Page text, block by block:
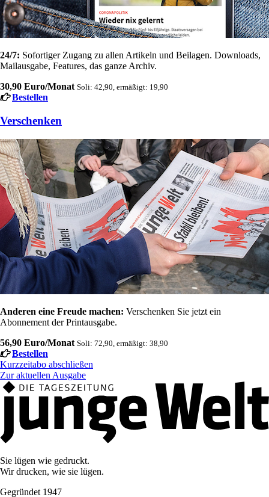
24/7: Sofortiger Zugang zu allen Artikeln und Beilagen. Downloads,
Mailausgabe, Features, das ganze Archiv.
30,90 Euro/Monat Soli: 42,90, ermäßigt: 19,90
Bestellen
Verschenken
Anderen eine Freude machen: Verschenken Sie jetzt ein
Abonnement der Printausgabe.
56,90 Euro/Monat Soli: 72,90, ermäßigt: 38,90
Bestellen
Kurzzeitabo abschließen
Zur aktuellen Ausgabe
Sie lügen wie gedruckt.
Wir drucken, wie sie lügen.
Gegründet 1947